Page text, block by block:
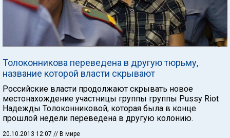
Толоконникова переведена в другую тюрьму,
название которой власти скрывают
Российские власти продолжают скрывать новое
местонахождение участницы группы группы Pussy Riot
Надежды Толоконниковой, которая была в конце
прошлой недели переведена в другую колонию.
20.10.2013 12:07 // В мире